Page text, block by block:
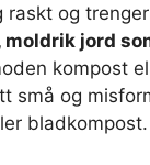
raskt og
moldrik jord
kompost
små og
bladkompost.